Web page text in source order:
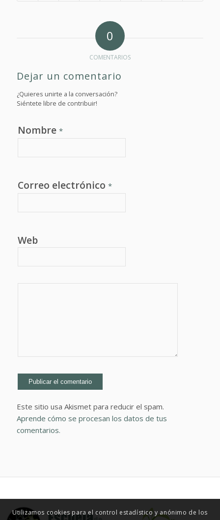
0
COMENTARIOS
Dejar un comentario
¿Quieres unirte a la conversación?
Siéntete libre de contribuir!
Nombre *
Correo electrónico *
Web
Este sitio usa Akismet para reducir el spam.
Aprende cómo se procesan los datos de tus
comentarios.
Utilizamos cookies para el control estadístico y anónimo de los